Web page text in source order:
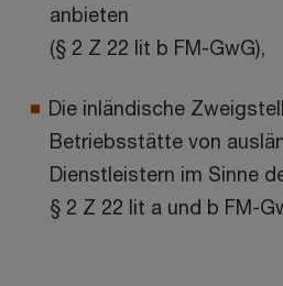
anbieten
(§ 2 Z 22 lit b FM-GwG),
Die inländische
Betriebsstätte von
Dienstleistern im Sinne
§ 2 Z 22 lit a und b FM-